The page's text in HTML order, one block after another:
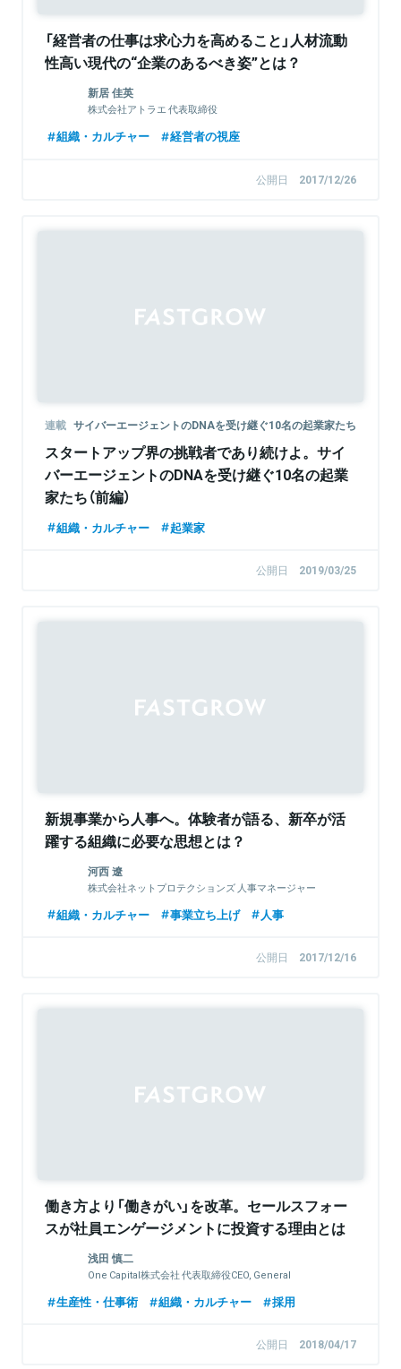
「経営者の仕事は求心力を高めること」人材流動
性高い現代の“企業のあるべき姿”とは？
新居 佳英
株式会社アトラエ 代表取締役
組織・カルチャー 経営者の視座
公開日 2017/12/26
連載 サイバーエージェントのDNAを受け継ぐ10名の起業家たち
スタートアップ界の挑戦者であり続けよ。サイ
バーエージェントのDNAを受け継ぐ10名の起業
家たち（前編）
組織・カルチャー 起業家
公開日 2019/03/25
新規事業から人事へ。体験者が語る、新卒が活
躍する組織に必要な思想とは？
河西 遼
株式会社ネットプロテクションズ 人事マネージャー
組織・カルチャー 事業立ち上げ 人事
公開日 2017/12/16
働き方より「働きがい」を改革。セールスフォー
スが社員エンゲージメントに投資する理由とは
浅田 慎二
One Capital株式会社 代表取締役CEO, General
生産性・仕事術 組織・カルチャー 採用
公開日 2018/04/17